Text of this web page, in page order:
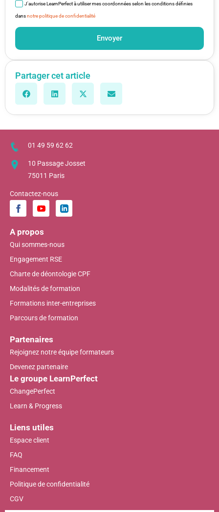
J'autorise LearnPerfect à utiliser mes coordonnées selon les conditions définies
dansnotre politique de confidentialité
Envoyer
Partager cet article
01 49 59 62 62
10 Passage Josset
75011 Paris
Contactez-nous
A propos
Qui sommes-nous
Engagement RSE
Charte de déontologie CPF
Modalités de formation
Formations inter-entreprises
Parcours de formation
Partenaires
Rejoignez notre équipe formateurs
Devenez partenaire
Le groupe LearnPerfect
ChangePerfect
Learn & Progress
Liens utiles
Espace client
FAQ
Financement
Politique de confidentialité
CGV